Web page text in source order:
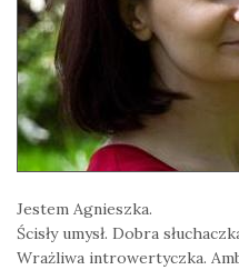
Jestem Agnieszka.
Ścisły umysł. Dobra
Wrażliwa introwertyczka.